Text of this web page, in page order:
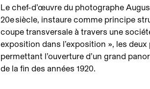
Le chef-d’œuvre du photographe
20e siècle, instaure comme principe
coupe transversale à travers une
exposition dans l’exposition », les
permettant l’ouverture d’un grand
de la fin des années 1920.